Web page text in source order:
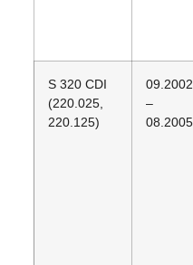
S 320 CDI
(220.025,
220.125)
09.2002
–
08.2005